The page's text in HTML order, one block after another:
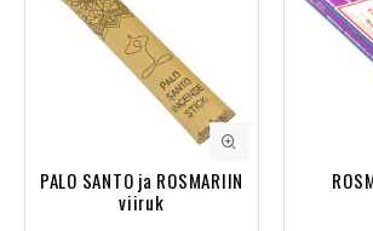
PALO SANTO ja ROSMARIIN
viiruk